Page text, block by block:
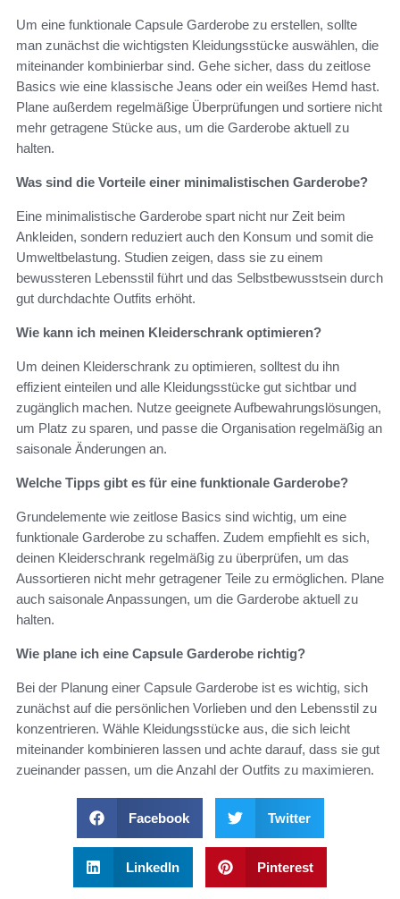
Um eine funktionale Capsule Garderobe zu erstellen, sollte
man zunächst die wichtigsten Kleidungsstücke auswählen, die
miteinander kombinierbar sind. Gehe sicher, dass du zeitlose
Basics wie eine klassische Jeans oder ein weißes Hemd hast.
Plane außerdem regelmäßige Überprüfungen und sortiere nicht
mehr getragene Stücke aus, um die Garderobe aktuell zu
halten.
Was sind die Vorteile einer minimalistischen Garderobe?
Eine minimalistische Garderobe spart nicht nur Zeit beim
Ankleiden, sondern reduziert auch den Konsum und somit die
Umweltbelastung. Studien zeigen, dass sie zu einem
bewussteren Lebensstil führt und das Selbstbewusstsein durch
gut durchdachte Outfits erhöht.
Wie kann ich meinen Kleiderschrank optimieren?
Um deinen Kleiderschrank zu optimieren, solltest du ihn
effizient einteilen und alle Kleidungsstücke gut sichtbar und
zugänglich machen. Nutze geeignete Aufbewahrungslösungen,
um Platz zu sparen, und passe die Organisation regelmäßig an
saisonale Änderungen an.
Welche Tipps gibt es für eine funktionale Garderobe?
Grundelemente wie zeitlose Basics sind wichtig, um eine
funktionale Garderobe zu schaffen. Zudem empfiehlt es sich,
deinen Kleiderschrank regelmäßig zu überprüfen, um das
Aussortieren nicht mehr getragener Teile zu ermöglichen. Plane
auch saisonale Anpassungen, um die Garderobe aktuell zu
halten.
Wie plane ich eine Capsule Garderobe richtig?
Bei der Planung einer Capsule Garderobe ist es wichtig, sich
zunächst auf die persönlichen Vorlieben und den Lebensstil zu
konzentrieren. Wähle Kleidungsstücke aus, die sich leicht
miteinander kombinieren lassen und achte darauf, dass sie gut
zueinander passen, um die Anzahl der Outfits zu maximieren.
Facebook Twitter
LinkedIn Pinterest